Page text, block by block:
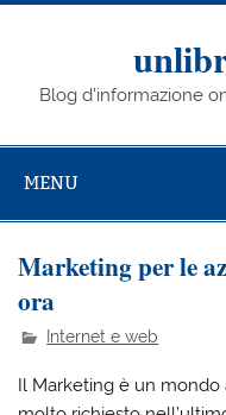
Skip
Blog d'informazione
MENU
Marketing per le
ora
Internet e web
Il Marketing è un